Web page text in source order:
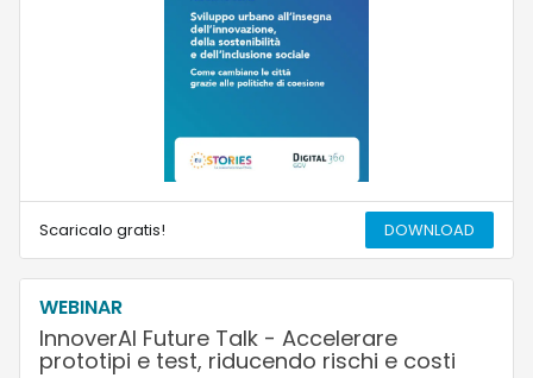
Scaricalo gratis! DOWNLOAD
WEBINAR
InnoverAI Future Talk - Accelerare
prototipi e test, riducendo rischi e costi